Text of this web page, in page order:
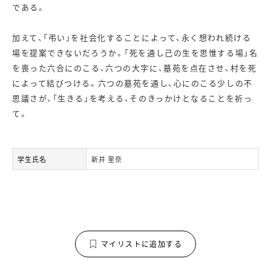
である。
加えて、「弔い」を社会化することによって、永く想われ続ける
場を提案できないだろうか。「死を通し己の生を思惟する場」名
を喪った六合にのこる、六つの大字に、墓苑を点在させ、村を死
によって結びつける。六つの墓苑を通し、心にのこる少しの不
思議さが、「生きる」を考える、そのきっかけとなることを祈っ
て。
学生氏名 新井 里奈
マイリストに追加する